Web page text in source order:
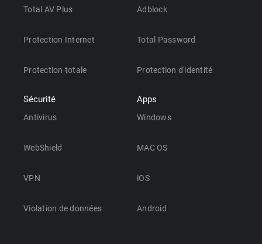
Total AV Plus
Protection Internet
Protection totale
Sécurité
Antivirus
WebShield
VPN
Violation de données
Adblock
Total Password
Protection d'identité
Apps
Windows
MAC OS
iOS
Android